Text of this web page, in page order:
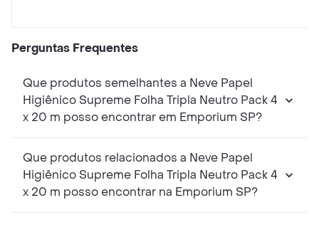
Perguntas Frequentes
Que produtos semelhantes a Neve Papel
Higiênico Supreme Folha Tripla Neutro Pack 4
x 20 m posso encontrar em Emporium SP?
Que produtos relacionados a Neve Papel
Higiênico Supreme Folha Tripla Neutro Pack 4
x 20 m posso encontrar na Emporium SP?